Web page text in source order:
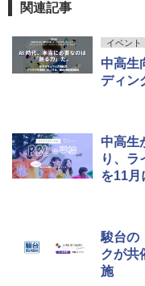
関連記事
イベント
中高生
ディン
中高生
り、ラ
を11月
駿台の
クが共
施